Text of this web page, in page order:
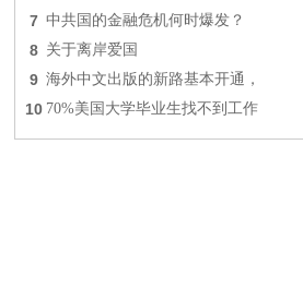
7 中共国的金融危机何时爆发？
8 关于离岸爱国
9 海外中文出版的新路基本开通，
10 70%美国大学毕业生找不到工作